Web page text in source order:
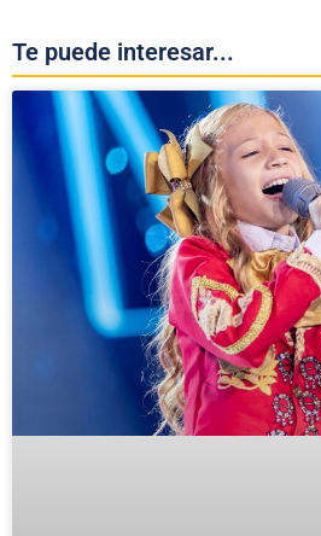
Te puede interesar...